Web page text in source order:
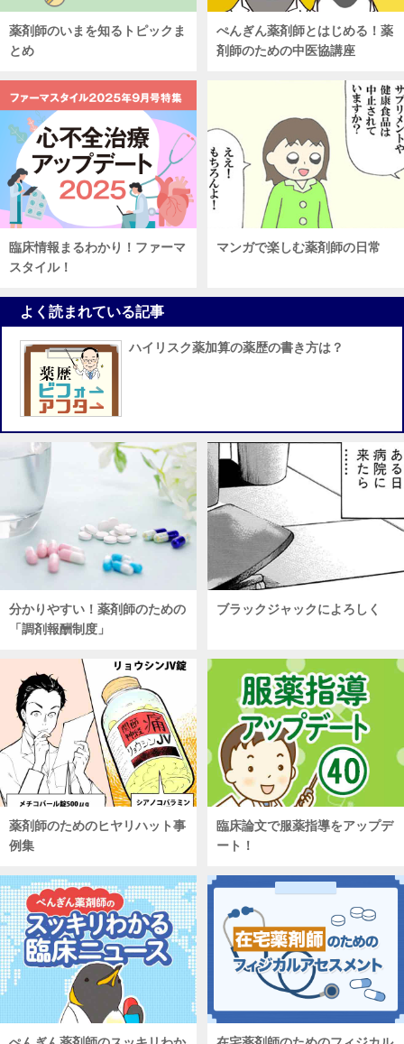
薬剤師のいまを知るトピックま
とめ
ぺんぎん薬剤師とはじめる！薬
剤師のための中医協講座
臨床情報まるわかり！ファーマ
スタイル！
マンガで楽しむ薬剤師の日常
よく読まれている記事
ハイリスク薬加算の薬歴の書き方は？
分かりやすい！薬剤師のための
「調剤報酬制度」
ブラックジャックによろしく
薬剤師のためのヒヤリハット事
例集
臨床論文で服薬指導をアップデ
ート！